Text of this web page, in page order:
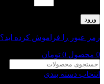
ورود
رمز عبور را فراموش کرده اید؟
0 محصول 0 تومان
انتخاب دسته بندی